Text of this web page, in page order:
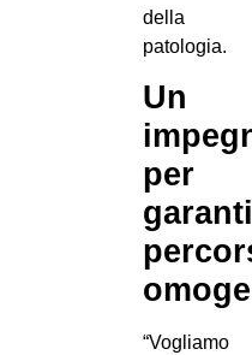
della
patologia.
Un
per
“Vogliamo